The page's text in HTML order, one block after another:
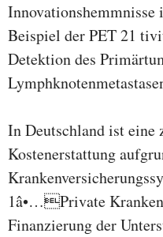
Beispiel der PET 21
Detektion des
In Deutschland ist
Kostenerstattung
1â•…Private
Finanzierung der